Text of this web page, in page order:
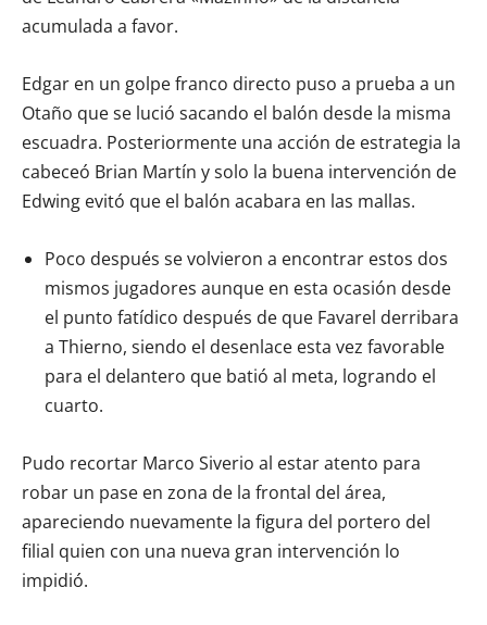
acumulada a favor.
Edgar en un golpe franco directo puso a prueba a un
Otaño que se lució sacando el balón desde la misma
escuadra. Posteriormente una acción de estrategia la
cabeceó Brian Martín y solo la buena intervención de
Edwing evitó que el balón acabara en las mallas.
Poco después se volvieron a encontrar estos dos
mismos jugadores aunque en esta ocasión desde
el punto fatídico después de que Favarel derribara
a Thierno, siendo el desenlace esta vez favorable
para el delantero que batió al meta, logrando el
cuarto.
Pudo recortar Marco Siverio al estar atento para
robar un pase en zona de la frontal del área,
apareciendo nuevamente la figura del portero del
filial quien con una nueva gran intervención lo
impidió.